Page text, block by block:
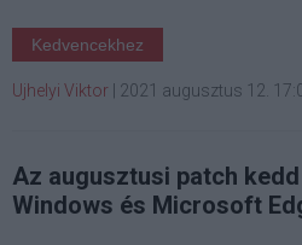
Kedvencekhez
Ujhelyi Viktor 2021 augusztus 12.
Az augusztusi patch
Windows és Microsoft